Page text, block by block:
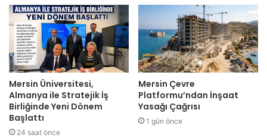
Mersin Üniversitesi,
Almanya ile Stratejik İş
Birliğinde Yeni Dönem
Başlattı
24 saat önce
Mersin Çevre
Platformu’ndan İnşaat
Yasağı Çağrısı
1 gün önce